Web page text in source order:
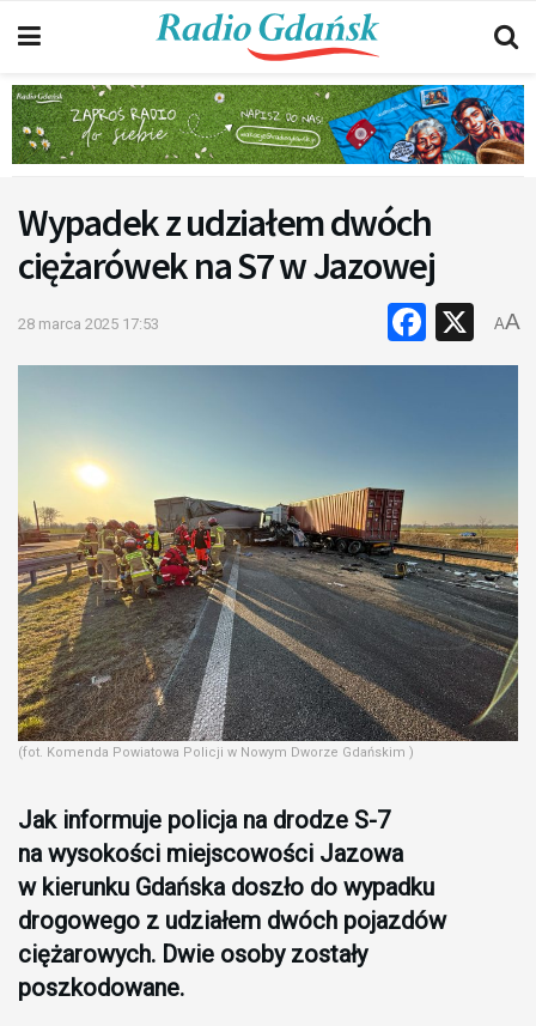
Wypadek z udziałem dwóch
ciężarówek na S7 w Jazowej
28 marca 2025 17:53 X
AA
(fot. Komenda Powiatowa Policji w Nowym Dworze Gdańskim )
Jak informuje policja na drodze S-7
na wysokości miejscowości Jazowa
w kierunku Gdańska doszło do wypadku
drogowego z udziałem dwóch pojazdów
ciężarowych. Dwie osoby zostały
poszkodowane.